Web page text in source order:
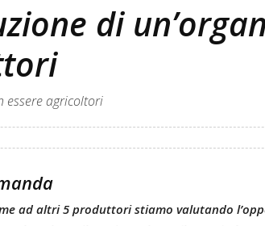
di
essere agricoltori
ad altri 5 produttori stiamo valutando